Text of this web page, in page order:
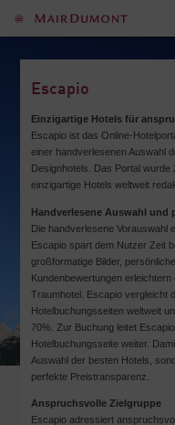
Escapio
Einzigartige Hotels für
Escapio ist das Online-
einer handverlesenen Auswahl
Designhotels. Das Portal wurde
einzigartige Hotels weltweit
Handverlesene Auswahl und
Die handverlesene Vorauswahl
Escapio spart dem Nutzer Zeit
großformatige Bilder,
Kundenbewertungen
Traumhotel. Escapio vergleicht
Hotelbuchungsseiten weltweit
70%. Zur Buchung leitet
Hotelbuchungsseite weiter.
Auswahl der besten Hotels,
perfekte Preistransparenz.
Anspruchsvolle Zielgruppe
Escapio adressiert